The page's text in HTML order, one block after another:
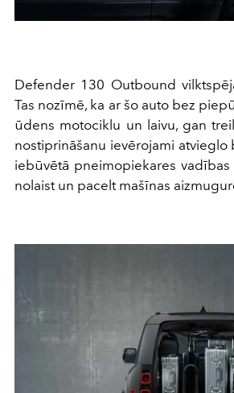
Defender 130 Outbound
Tas nozīmē, ka ar šo auto bez
ūdens motociklu un laivu, gan
nostiprināšanu ievērojami atvieglo
iebūvētā pneimopiekares
nolaist un pacelt mašīnas